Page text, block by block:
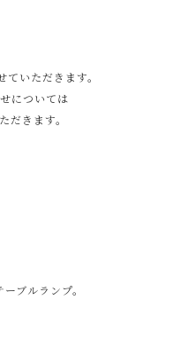
いただきます。
については
だきます。
ブルランプ。